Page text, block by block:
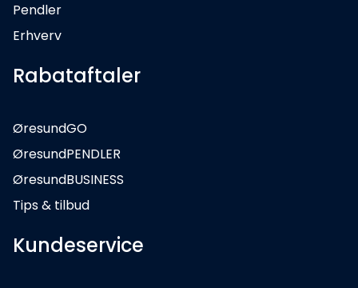
Pendler
Erhverv
Rabataftaler
ØresundGO
ØresundPENDLER
ØresundBUSINESS
Tips & tilbud
Kundeservice